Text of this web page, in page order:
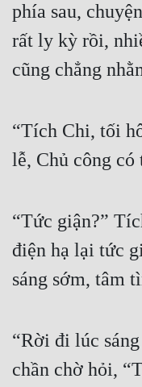
Triều Đấu
Tu Chân
Tu Tiên
Vô Địch
Võ Hiệp
Võng Du
Xuyên Nhanh
Xuyên Sách
phía sau,
rất ly kỳ rồi,
cũng chẳng
“Tích Chi, tối
lễ, Chủ công có
“Tức giận?”
điện hạ lại tức
sáng sớm, tâm
“Rời đi lúc
chần chờ hỏi,